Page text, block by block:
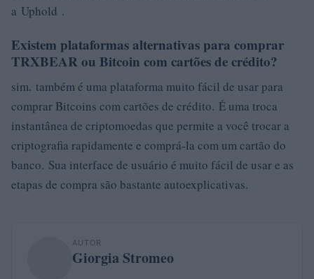
a Uphold .
Existem plataformas alternativas para comprar
TRXBEAR ou Bitcoin com cartões de crédito?
sim. também é uma plataforma muito fácil de usar para
comprar Bitcoins com cartões de crédito. É uma troca
instantânea de criptomoedas que permite a você trocar a
criptografia rapidamente e comprá-la com um cartão do
banco. Sua interface de usuário é muito fácil de usar e as
etapas de compra são bastante autoexplicativas.
AUTOR
Giorgia Stromeo